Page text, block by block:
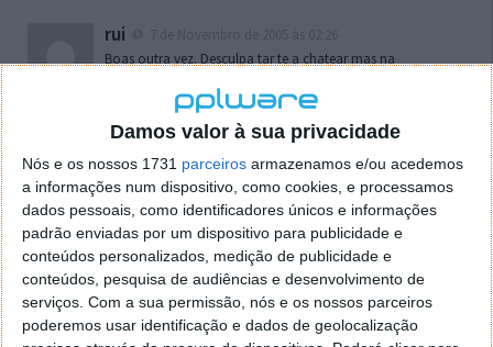
Damos valor à sua privacidade
Nós e os nossos 1731 parceiros armazenamos e/ou acedemos
a informações num dispositivo, como cookies, e processamos
dados pessoais, como identificadores únicos e informações
padrão enviadas por um dispositivo para publicidade e
conteúdos personalizados, medição de publicidade e
conteúdos, pesquisa de audiências e desenvolvimento de
serviços. Com a sua permissão, nós e os nossos parceiros
poderemos usar identificação e dados de geolocalização
rui
Boas outra vez. Desculpa tar te a chatear mas na
o firefox como browser predefenido
de control tudo e nada. Tou a comecar a desesperar, ate ja
tentei apagar o explorer na tentativa de forçar o uso do
firefox mas em vao. Kaso te lembres de outra dica fico
agradecido, caso contrario obrigado a mesma
Responder
Vítor M.
7 de Novembro de 2005 às 01:39
@Reporter
Desculpa mas o link funciona. Seja como for segue por mail